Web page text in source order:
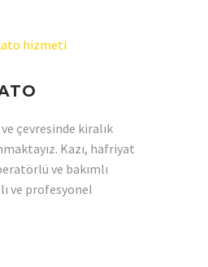
çevresinde kiralık
Kazı, hafriyat
ve bakımlı
ve profesyonel